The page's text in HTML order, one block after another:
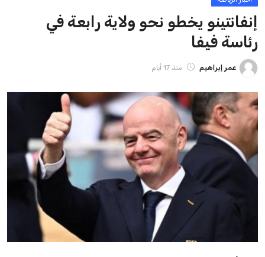
ايوا مصر
الاخبار الشائعة
إنفانتينو يخطو نحو ولاية رابعة في رئاسة فيفا
عمر إبراهيم
مستثمر هندي بريطاني يسعى لامتلاك حصة